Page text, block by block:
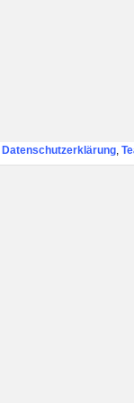
Datenschutzerklärung,